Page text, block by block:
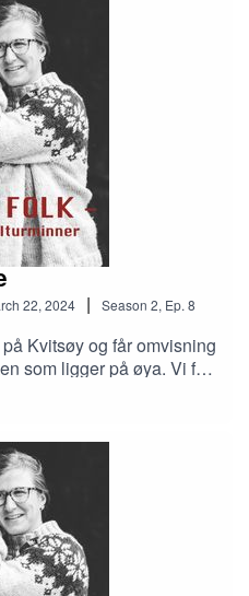
22, 2024 | Season 2, Ep. 8
Kvitsøy og får omvisning
som ligger på øya. Vi får
Lys i Gamle Hus